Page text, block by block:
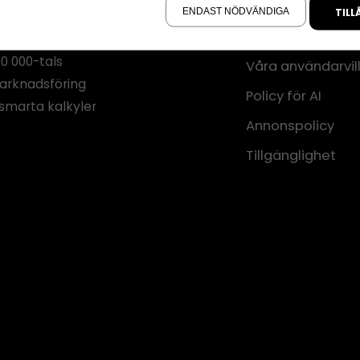
000-tals
kalkyler
Annonsera
Om cookies
Våra
Policy för AI
Annonspolicy
Tillgänglighet
ENDAST NÖDVÄNDIGA